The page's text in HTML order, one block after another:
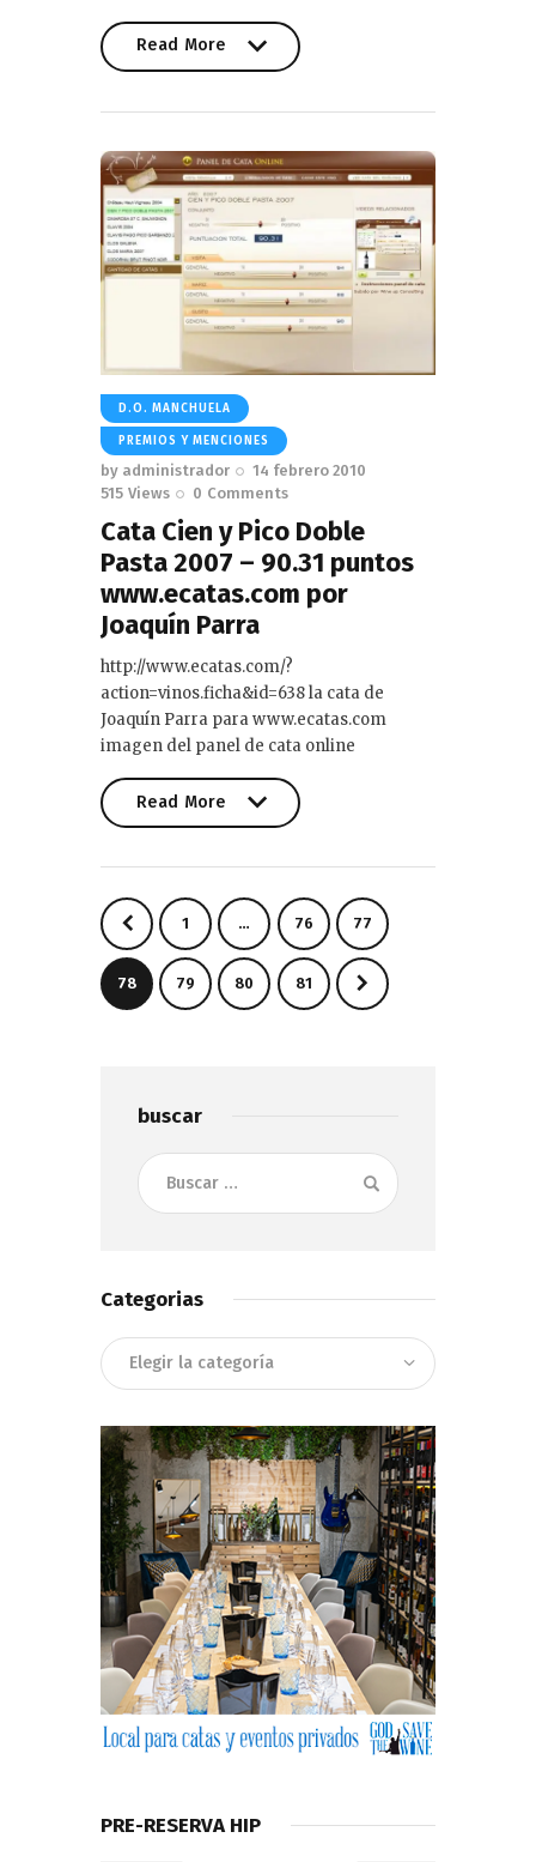
Read More
D.O. MANCHUELA
PREMIOS Y MENCIONES
by administrador
14 febrero 2010
515 Views 0 Comments
Cata Cien y Pico Doble
Pasta 2007 – 90.31 puntos
www.ecatas.com por
Joaquín Parra
http://www.ecatas.com/?
action=vinos.ficha&id=638 la cata de
Joaquín Parra para www.ecatas.com
imagen del panel de cata online
Read More
Paginación
de
entradas
PAGE
1 … PAGE
76 PAGE
77
PAGE
78 PAGE
79 PAGE
80 PAGE
81
>
buscar
Buscar:
Categorias
Categorias
PRE-RESERVA HIP